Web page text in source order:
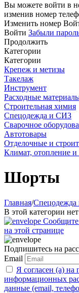
Вы можете войти в
изменив номер
Изменить номер
Войти Забыли
Продолжить
Категории
Категории
Крепеж и метизы
Такелаж
Инструмент
Расходные
Строительная химия
Спецодежда и СИЗ
Сварочное
Автотовары
Отделочные и
Климат, отопление и
Шорты
Главная/
В этой категории
на этой странице
Подпишитесь на
Email
Я согласен (а)
информационных
данные (email,